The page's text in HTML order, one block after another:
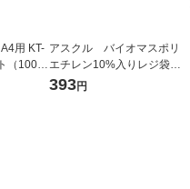
用 KT-
（100枚
アスクル バイオマスポリ
エチレン10%入りレジ袋
（乳白）30号 1袋（100枚
393円